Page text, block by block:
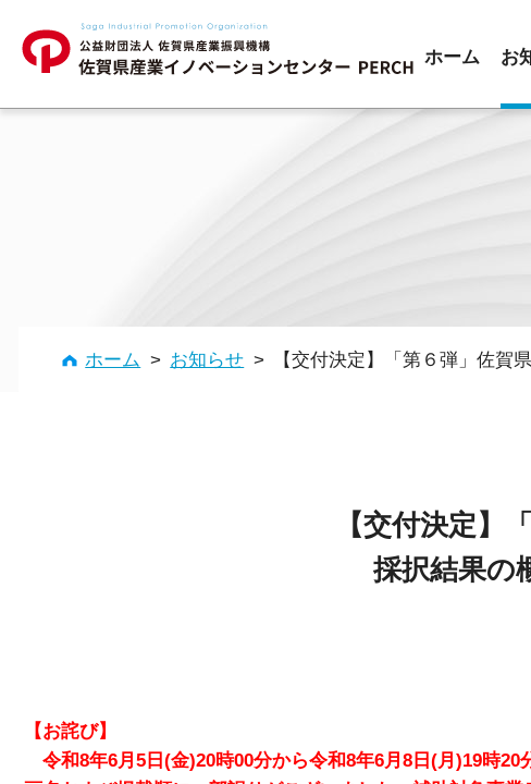
ホーム お
ホーム > お知らせ > 【交付決定】「第６弾」佐賀
【交付決定】
採択結果の
【お詫び】
令和8年6月5日(金)20時00分から令和8年6月8日(月)19時